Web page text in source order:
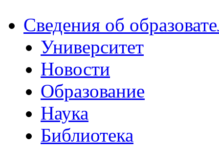
Сведения об
Университет
Новости
Образование
Наука
Библиотека